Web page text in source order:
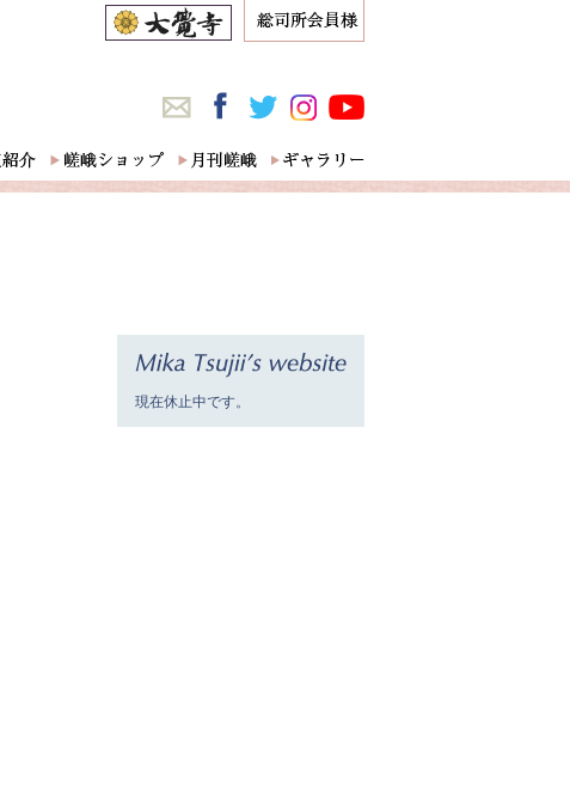
現在休止中です。